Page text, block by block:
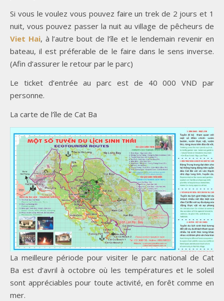
Si vous le voulez vous pouvez faire un trek de 2 jours et 1
nuit, vous pouvez passer la nuit au village de pêcheurs de
Viet Hai, à l’autre bout de l’île et le lendemain revenir en
bateau, il est préferable de le faire dans le sens inverse.
(Afin d’assurer le retour par le parc)
Le ticket d’entrée au parc est de 40 000 VND par
personne.
La carte de l’île de Cat Ba
La meilleure période pour visiter le parc national de Cat
Ba est d’avril à octobre où les températures et le soleil
sont appréciables pour toute activité, en forêt comme en
mer.